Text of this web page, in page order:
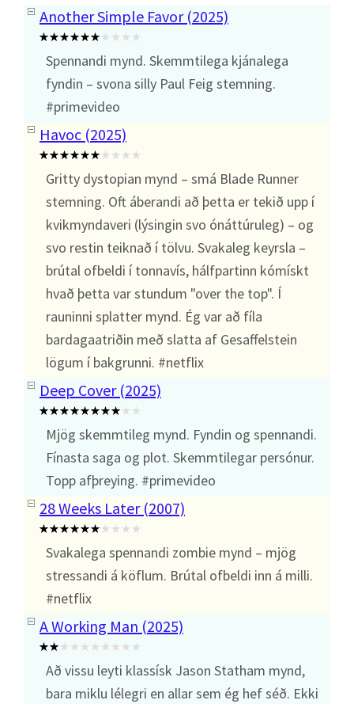
Another Simple Favor (2025)
Spennandi mynd. Skemmtilega kjánalega
fyndin – svona silly Paul Feig stemning.
#primevideo
Havoc (2025)
Gritty dystopian mynd – smá Blade Runner
stemning. Oft áberandi að þetta er tekið upp í
kvikmyndaveri (lýsingin svo ónáttúruleg) – og
svo restin teiknað í tölvu. Svakaleg keyrsla –
brútal ofbeldi í tonnavís, hálfpartinn kómískt
hvað þetta var stundum "over the top". Í
rauninni splatter mynd. Ég var að fíla
bardagaatriðin með slatta af Gesaffelstein
lögum í bakgrunni. #netflix
Deep Cover (2025)
Mjög skemmtileg mynd. Fyndin og spennandi.
Fínasta saga og plot. Skemmtilegar persónur.
Topp afþreying. #primevideo
28 Weeks Later (2007)
Svakalega spennandi zombie mynd – mjög
stressandi á köflum. Brútal ofbeldi inn á milli.
#netflix
A Working Man (2025)
Að vissu leyti klassísk Jason Statham mynd,
bara miklu lélegri en allar sem ég hef séð. Ekki